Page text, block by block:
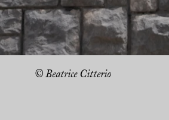
© Beatrice Citterio